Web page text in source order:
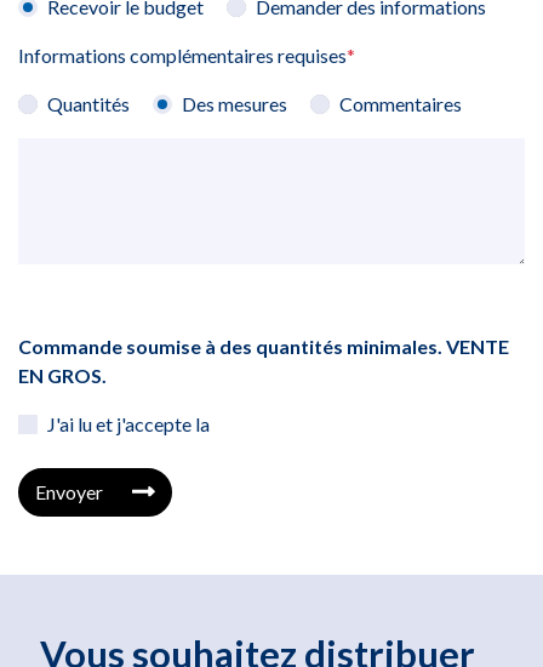
Recevoir le budget Demander des informations
Informations complémentaires requises*
Quantités Des mesures Commentaires
Commande soumise à des quantités minimales. VENTE
EN GROS.
J'ai lu et j'accepte la
Envoyer
Vous souhaitez distribuer